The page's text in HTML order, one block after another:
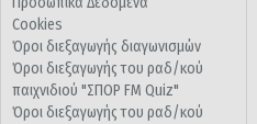
Cookies
Όροι διεξαγωγής διαγωνισμών
Όροι διεξαγωγής του ραδ/κού
παιχνιδιού "ΣΠΟΡ FM Quiz"
Όροι διεξαγωγής του ραδ/κού